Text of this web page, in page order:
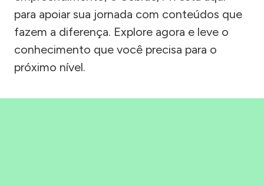
para apoiar sua jornada com conteúdos que
fazem a diferença. Explore agora e leve o
conhecimento que você precisa para o
próximo nível.